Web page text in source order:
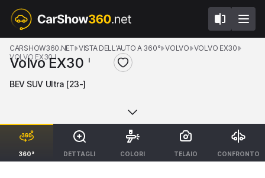
360° DETTAGLI COLORI TELAIO CONFRONTO
CARSHOW360.NET VISTA DELL'AUTO A 360° VOLVO VOLVO EX30
VOLVO EX30 I
Volvo EX30 I
BEV SUV Ultra [23-]